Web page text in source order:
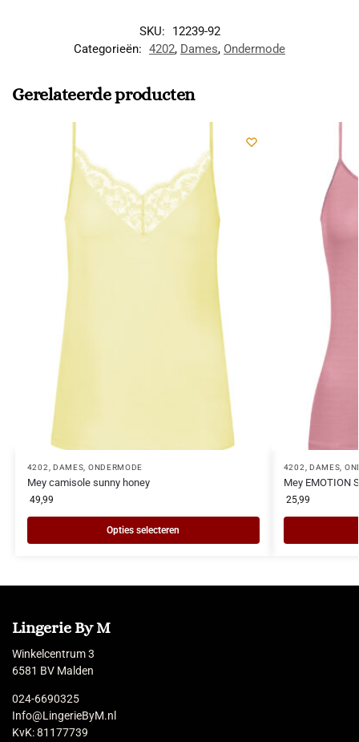
SKU:
12239-92
Categorieën: 4202, Dames, Ondermode
Gerelateerde producten
4202, DAMES, ONDERMODE
Mey camisole sunny honey
49,99
Opties selecteren
4202, DAMES,
Mey EMOTION
25,99
Lingerie By M
Winkelcentrum 3
6581 BV Malden
024-6690325
Info@LingerieByM.nl
KvK: 81177739